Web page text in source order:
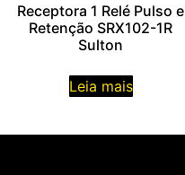
Receptora 1 Relé Pulso e
Retenção SRX102-1R
Sulton
Leia mais